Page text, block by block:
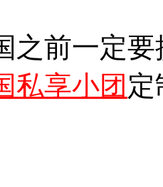
前一定要
私享小团